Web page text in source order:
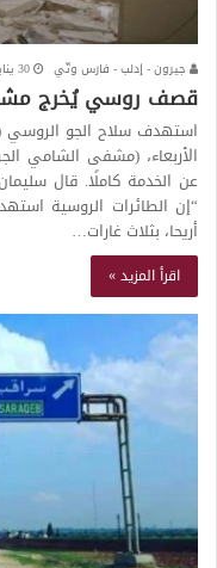
جيرون - إدلب - فارس وتّي 30 يناير، 2020
قصف روسي يُخرج
استهدف سلاح الجو الروسي
الأربعاء، (مشفى الشامي
عن الخدمة كاملًا. قال
“إن الطائرات الروسية
أريحا، بثلاث غارات…
اقرأ المزيد »